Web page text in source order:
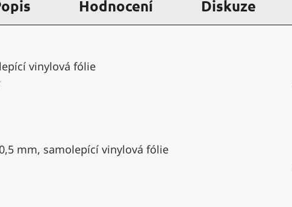
Hodnocení Diskuze
vinylová fólie
mm, samolepící vinylová fólie